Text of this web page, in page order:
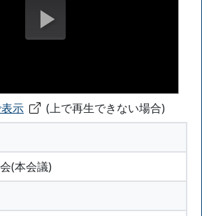
示
(上で再生できない場合)
(本会議)